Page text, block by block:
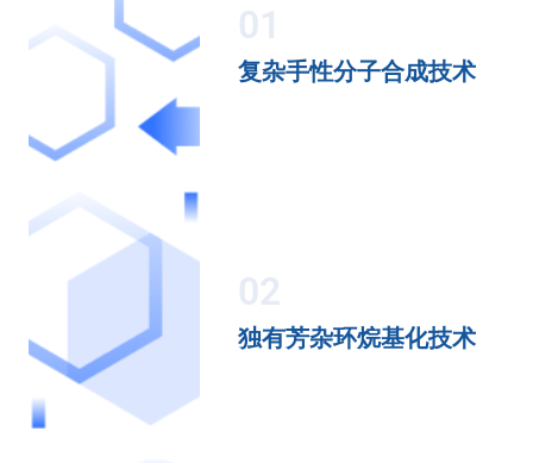
01
复杂手性分子合成技术
02
独有芳杂环烷基化技术